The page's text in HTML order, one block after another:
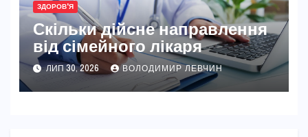
ЗДОРОВ'Я
Скільки дійсне направлення
від сімейного лікаря
ЛИП 30, 2026 ВОЛОДИМИР ЛЕВЧИН